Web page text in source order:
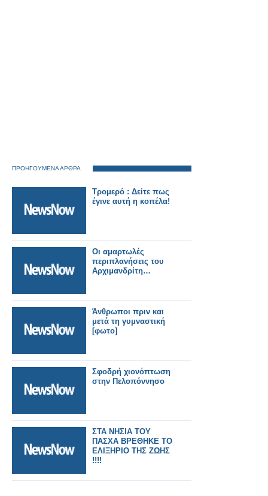
ΠΡΟΗΓΟΥΜΕΝΑ ΑΡΘΡΑ
Τρομερό : Δείτε πως
έγινε αυτή η κοπέλα!
Οι αμαρτωλές
περιπλανήσεις του
Αρχιμανδρίτη…
Άνθρωποι πριν και
μετά τη γυμναστική
[φωτο]
Σφοδρή χιονόπτωση
στην Πελοπόννησο
ΣΤΑ ΝΗΣΙΑ ΤΟΥ
ΠΑΣΧΑ ΒΡΕΘΗΚΕ ΤΟ
ΕΛΙΞΗΡΙΟ ΤΗΣ ΖΩΗΣ
!!!!